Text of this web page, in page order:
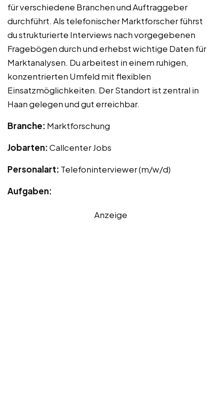
für verschiedene Branchen und Auftraggeber
durchführt. Als telefonischer Marktforscher führst
du strukturierte Interviews nach vorgegebenen
Fragebögen durch und erhebst wichtige Daten für
Marktanalysen. Du arbeitest in einem ruhigen,
konzentrierten Umfeld mit flexiblen
Einsatzmöglichkeiten. Der Standort ist zentral in
Haan gelegen und gut erreichbar.
Branche: Marktforschung
Jobarten:Callcenter Jobs
Personalart: Telefoninterviewer (m/w/d)
Aufgaben:
Anzeige